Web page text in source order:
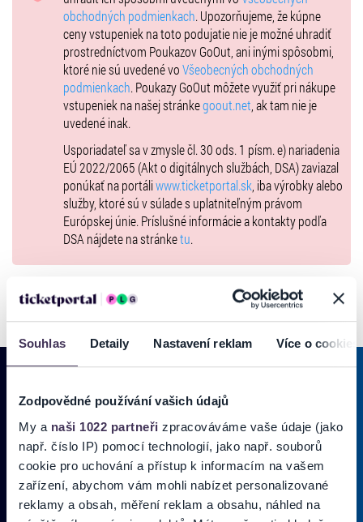
Souhlas Detaily Nastavení reklam Více o cookies
Zodpovědné používání vašich údajů
My a naši 1022 partneři zpracováváme vaše údaje (jako
např. číslo IP) pomocí technologií, jako např. souborů
cookie pro uchování a přístup k informacím na vašem
zařízení, abychom vám mohli nabízet personalizované
reklamy a obsah, měření reklam a obsahu, náhled na
Hedviga: Marcela Trubirohová
Gizela: Kristína Kurcová
Obsadenie 16.11. 19:00 (sobota)
Medlen: Igor Juriga
Mefisto: Ján Hnátek
Katka: Katarína Tomašovičová
Joža / Policajt 1 : Ondrej Chocholáček
Felina: Jana Masarová
Štela / Policajt 2 : Peter Volek
Hedviga: Petra Volková
Gizela: Kristína Kurcová
Obsadenie 17.11. 17:00 (nedeľa)
Medlen: Jozef Kurc
Mefisto: Ján Hnátek
Joža / Policajt 1 : Ondrej Chocholáček
Felina:Jana Masarová
Štela / Policajt 2: Radoslav Irša
Hedviga: Katarína Pálenyiková
Zmena obsadenia vyhradená.
Vstupenky na podujatie je možné zakúpiť len formou Hometicket!
obchodných podmienkach. Upozorňujeme, že kúpne
ceny vstupeniek na toto podujatie nie je možné uhradiť
prostredníctvom Poukazov GoOut, ani inými spôsobmi,
ktoré nie sú uvedené voVšeobecných obchodných
podmienkach. Poukazy GoOut môžete využiť pri nákupe
vstupeniek na našej stránkegoout.net, ak tam nie je
uvedené inak.
Usporiadateľ sa v zmysle čl. 30 ods. 1 písm. e) nariadenia
EÚ 2022/2065 (Akt o digitálnych službách, DSA) zaviazal
ponúkať na portáliwww.ticketportal.sk, iba výrobky alebo
služby, ktoré sú v súlade s uplatniteľným právom
Európskej únie. Príslušné informácie a kontakty podľa
DSA nájdete na stránketu.
PRIHLÁSIŤ SA KODBERU NOVINIEK
Pridajte sa do zoznamu odberateľov a doručte si najnovšie špeciálne
ponuky priamo do doručenej pošty.